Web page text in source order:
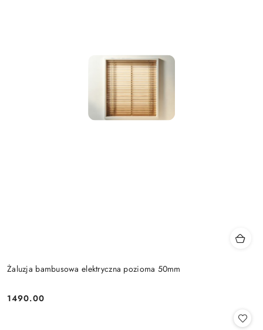
Żaluzja bambusowa elektryczna pozioma 50mm
Cena:
1490.00